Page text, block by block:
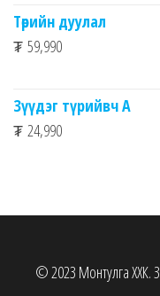
Төрийн дуулал
₮ 59,990
Зүүдэг түрийвч A
₮ 24,990
© 2023 Монтулга ХХК.